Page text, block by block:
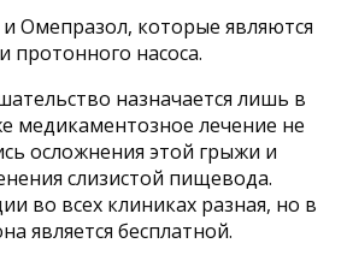
Омепразол, которые являются
протонного насоса.
назначается лишь в
медикаментозное лечение не
осложнения этой грыжи и
слизистой пищевода.
во всех клиниках разная, но в
является бесплатной.